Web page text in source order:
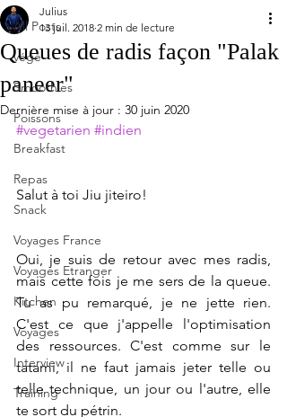
All Posts
végé
Smoothies
Poissons
Breakfast
Repas
Snack
Voyages France
Voyages Etranger
Kitchen
Voyages
Interview
Training
Queues de radis façon "Palak
paneer"
Julius
13 juil. 2018 2 min de lecture
Dernière mise à jour : 30 juin 2020
#vegetarien #indien
Salut à toi Jiu jiteiro!
Oui, je suis de retour avec mes radis,
mais cette fois je me sers de la queue.
Tu as pu remarqué, je ne jette rien.
C'est ce que j'appelle l'optimisation
des ressources. C'est comme sur le
tatami, il ne faut jamais jeter telle ou
telle technique, un jour ou l'autre, elle
te sort du pétrin.